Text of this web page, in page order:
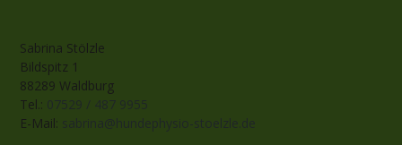
Sabrina Stölzle
Bildspitz 1
88289 Waldburg
Tel.: 07529 / 487 9955
E-Mail: sabrina@hundephysio-stoelzle.de